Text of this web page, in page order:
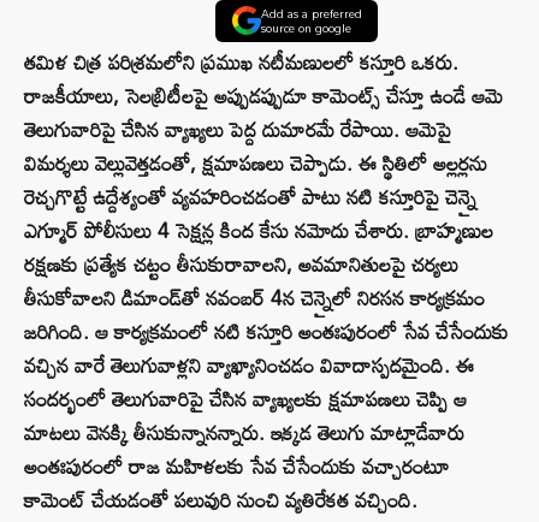
Add as a preferred
source on google
తమిళ చిత్ర పరిశ్రమలోని ప్రముఖ నటీమణులలో కస్తూరి ఒకరు.
రాజకీయాలు, సెలబ్రిటీలపై అప్పుడప్పుడూ కామెంట్స్ చేస్తూ ఉండే ఆమె
తెలుగువారిపై చేసిన వ్యాఖ్యలు పెద్ద దుమారమే రేపాయి. ఆమెపై
విమర్శలు వెల్లువెత్తడంతో, క్షమాపణలు చెప్పాడు. ఈ స్థితిలో అల్లర్లను
రెచ్చగొట్టే ఉద్దేశ్యంతో వ్యవహరించడంతో పాటు నటి కస్తూరిపై చెన్నై
ఎగ్మూర్ పోలీసులు 4 సెక్షన్ల కింద కేసు నమోదు చేశారు. బ్రాహ్మణుల
రక్షణకు ప్రత్యేక చట్టం తీసుకురావాలని, అవమానితులపై చర్యలు
తీసుకోవాలని డిమాండ్‌తో నవంబర్‌ 4న చెన్నైలో నిరసన కార్యక్రమం
జరిగింది. ఆ కార్యక్రమంలో నటి కస్తూరి అంతఃపురంలో సేవ చేసేందుకు
వచ్చిన వారే తెలుగువాళ్లని వ్యాఖ్యానించడం వివాదాస్పదమైంది. ఈ
సందర్భంలో తెలుగువారిపై చేసిన వ్యాఖ్యలకు క్షమాపణలు చెప్పి ఆ
మాటలు వెనక్కి తీసుకున్నానన్నారు. ఇక్కడ తెలుగు మాట్లాడేవారు
అంతఃపురంలో రాజ మహిళలకు సేవ చేసేందుకు వచ్చారంటూ
కామెంట్ చేయడంతో పలువురి నుంచి వ్యతిరేకత వచ్చింది.